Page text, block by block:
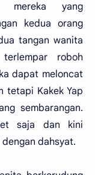
mereka yang
kedua orang
tangan wanita
roboh
dapat meloncat
tetapi Kakek Yap
sembarangan.
saja dan kini
dahsyat.